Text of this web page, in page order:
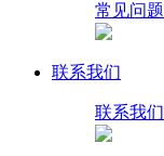
常见问题
联系我们
联系我们